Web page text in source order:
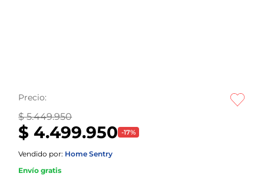
Precio:
$ 5.449.950
$ 4.499.950 -17%
Vendido por: Home Sentry
Envío gratis